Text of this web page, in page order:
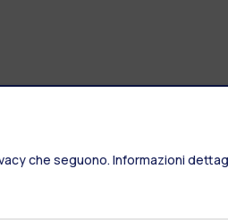
Residenze
che seguono. Informazioni